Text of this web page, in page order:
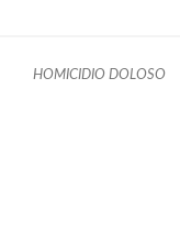
HOMICIDIO DOLOSO